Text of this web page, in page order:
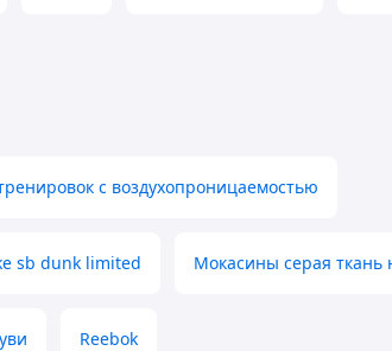
с воздухопроницаемостью
sb dunk limited Мокасины серая ткань
Reebok